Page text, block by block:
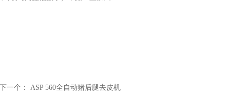
下一个： ASP 560全自动猪后腿去皮机